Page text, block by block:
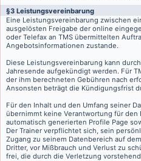
§3 Leistungsvereinbarung
Eine Leistungsvereinbarung zwischen
ausgelösten Freigabe der online
oder Telefax an TMS übermittelten
Angebotsinformationen zustande.
Diese Leistungsvereinbarung kann
Jahresende aufgekündigt werden. Für
der ihm berechneten Gebühren nach
Ansonsten beträgt die Kündigungsfrist
Für den Inhalt und den Umfang seiner
übernimmt keine Verantwortung für den
automatisch generierten Profile Page
Der Trainer verpflichtet sich, sein
Zugang zu seinem Datenbereich auf
Dritter, vor Mißbrauch und Verlust zu
frei, die durch die Verletzung